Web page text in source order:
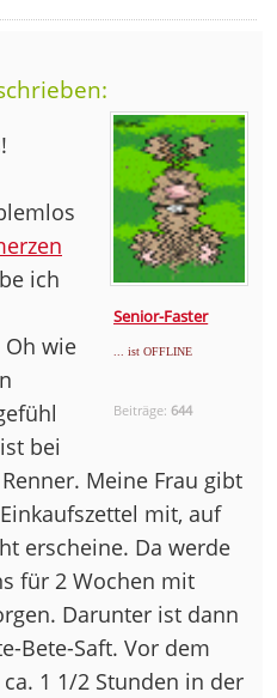
Senior-Faster
... ist OFFLINE
Beiträge:644
ich
Oh wie
bei
Meine Frau gibt
mit, auf
erscheine. Da werde
für 2 Wochen mit
Darunter ist dann
Bete-Saft. Vor dem
1 1/2 Stunden in der